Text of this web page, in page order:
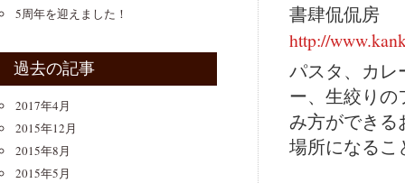
書肆侃侃房
http://
パスタ、カレ
ー、生絞り
み方ができる
場所になるこ
5周年を迎えました！
過去の記事
2017年4月
2015年12月
2015年8月
2015年5月